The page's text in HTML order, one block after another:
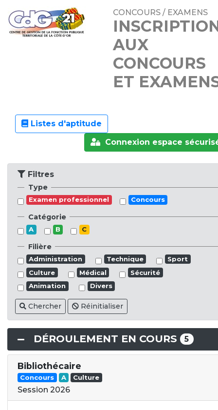
CONCOURS / EXAMENS
AUX
CONCOURS
ET
Listes d'aptitude
Connexion espace
Filtres
Type
Examen professionnel Concours
Catégorie
A B C
Filière
Administration Technique
Sport
Culture
Médical
Sécurité
Animation
Divers
Chercher Réinitialiser
DÉROULEMENT EN COURS 5
Bibliothécaire
Concours A Culture
Session 2026